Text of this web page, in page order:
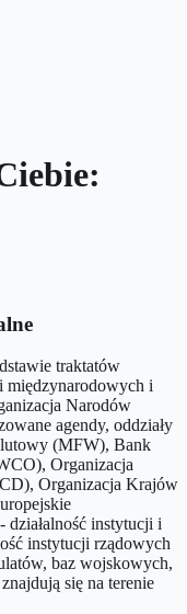
traktatów
międzynarodowych i
Narodów
agendy, oddziały
(MFW), Bank
Organizacja
Organizacja Krajów
instytucji i
instytucji rządowych
baz wojskowych,
się na terenie